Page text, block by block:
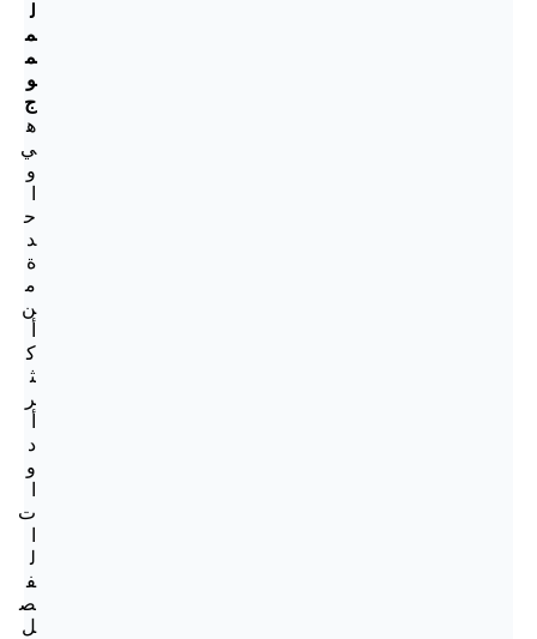
ل
م
م
و
ج
ه
ي
و
ح
د
ة
م
ن
ك
ث
ر
د
و
ت
ل
ف
ص
ل